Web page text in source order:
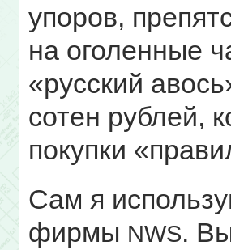
упоров,
на оголенные
«русский
сотен рублей,
покупки
Сам я
фирмы NWS.